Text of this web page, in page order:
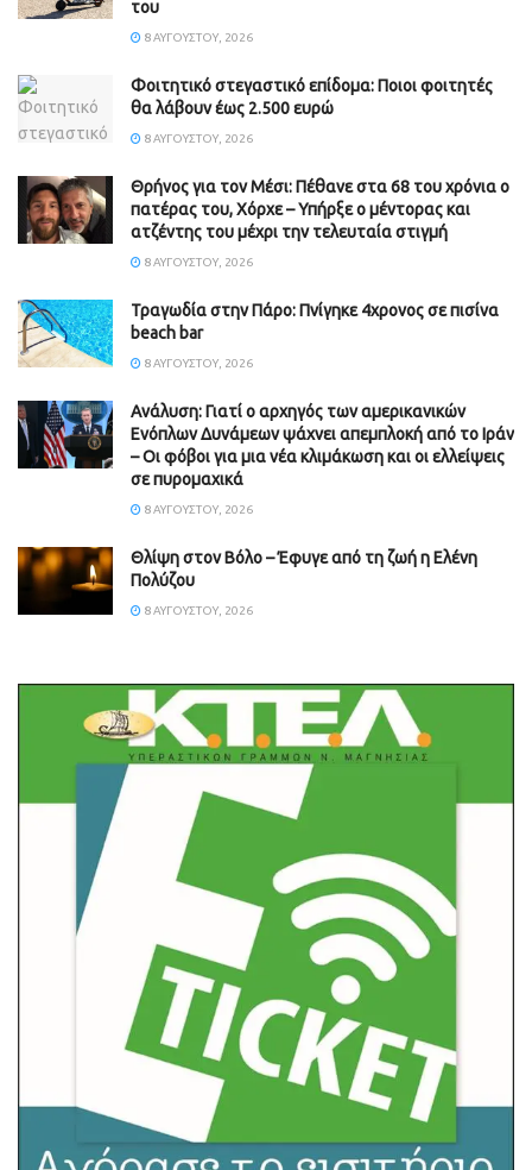
του
8 ΑΥΓΟΎΣΤΟΥ, 2026
Φοιτητικό στεγαστικό επίδομα: Ποιοι φοιτητές
θα λάβουν έως 2.500 ευρώ
8 ΑΥΓΟΎΣΤΟΥ, 2026
Θρήνος για τον Μέσι: Πέθανε στα 68 του χρόνια ο
πατέρας του, Χόρχε – Υπήρξε ο μέντορας και
ατζέντης του μέχρι την τελευταία στιγμή
8 ΑΥΓΟΎΣΤΟΥ, 2026
Τραγωδία στην Πάρο: Πνίγηκε 4χρονος σε πισίνα
beach bar
8 ΑΥΓΟΎΣΤΟΥ, 2026
Ανάλυση: Γιατί ο αρχηγός των αμερικανικών
Ενόπλων Δυνάμεων ψάχνει απεμπλοκή από το Ιράν
– Οι φόβοι για μια νέα κλιμάκωση και οι ελλείψεις
σε πυρομαχικά
8 ΑΥΓΟΎΣΤΟΥ, 2026
Θλίψη στον Βόλο – Έφυγε από τη ζωή η Ελένη
Πολύζου
8 ΑΥΓΟΎΣΤΟΥ, 2026